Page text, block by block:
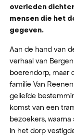
overleden
mensen die het
gegeven.
Aan de hand van
verhaal van
boerendorp, maar
familie Van
geliefde
komst van een
bezoekers,
in het dorp